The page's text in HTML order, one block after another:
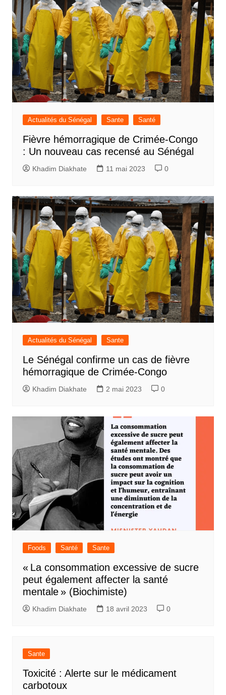
Actualités du Sénégal Sante Santé
Fièvre hémorragique de Crimée-Congo
: Un nouveau cas recensé au Sénégal
Khadim Diakhate 11 mai 2023 0
Actualités du Sénégal Sante
Le Sénégal confirme un cas de fièvre
hémorragique de Crimée-Congo
Khadim Diakhate 2 mai 2023 0
Foods Santé Sante
« La consommation excessive de sucre
peut également affecter la santé
mentale » (Biochimiste)
Khadim Diakhate 18 avril 2023 0
Sante
Toxicité : Alerte sur le médicament
carbotoux